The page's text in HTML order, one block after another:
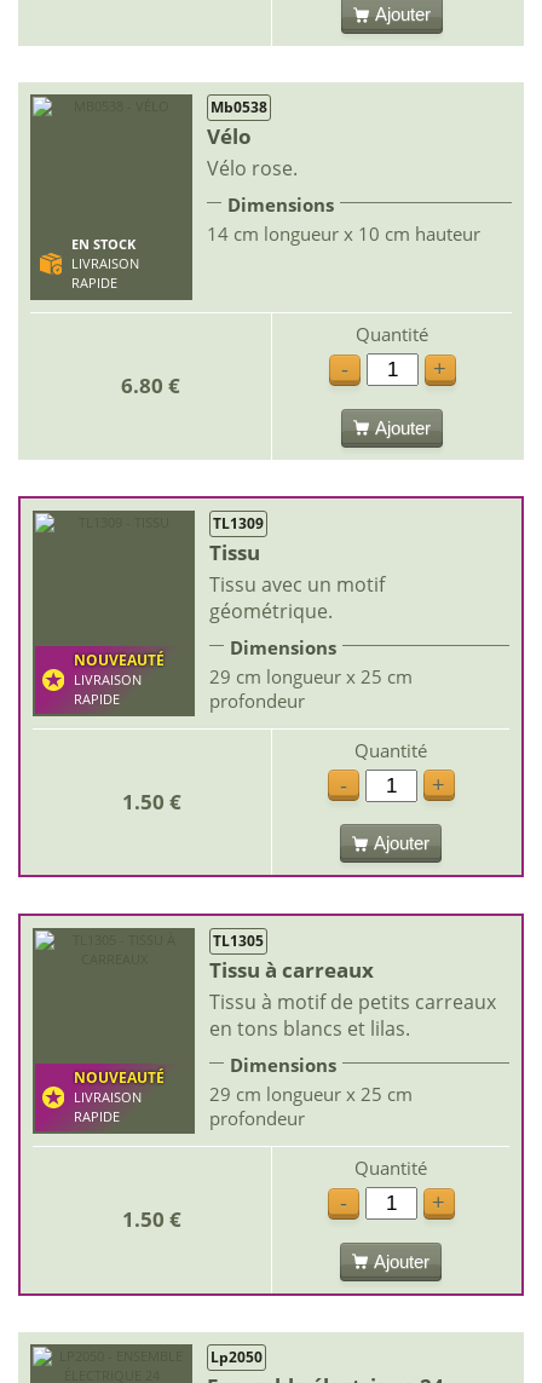
Ajouter
EN STOCK
LIVRAISON
RAPIDE
Mb0538
Vélo
Vélo rose.
Dimensions
14 cm longueur x 10 cm hauteur
6.80 €
Quantité
-
+
Ajouter
NOUVEAUTÉ
LIVRAISON
RAPIDE
TL1309
Tissu
Tissu avec un motif
géométrique.
Dimensions
29 cm longueur x 25 cm
profondeur
1.50 €
Quantité
-
+
Ajouter
NOUVEAUTÉ
LIVRAISON
RAPIDE
TL1305
Tissu à carreaux
Tissu à motif de petits carreaux
en tons blancs et lilas.
Dimensions
29 cm longueur x 25 cm
profondeur
1.50 €
Quantité
-
+
Ajouter
Lp2050